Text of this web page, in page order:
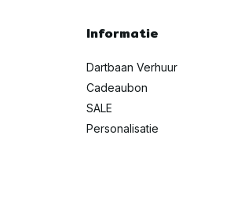
Informatie
Dartbaan Verhuur
Cadeaubon
SALE
Personalisatie